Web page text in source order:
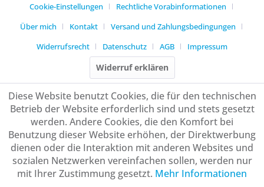
Cookie-Einstellungen
Rechtliche Vorabinformationen
Über mich
Kontakt
Versand und Zahlungsbedingungen
Widerrufsrecht
Datenschutz AGB Impressum
Widerruf erklären
Diese Website benutzt Cookies, die für den technischen
Betrieb der Website erforderlich sind und stets gesetzt
werden. Andere Cookies, die den Komfort bei
Benutzung dieser Website erhöhen, der Direktwerbung
dienen oder die Interaktion mit anderen Websites und
sozialen Netzwerken vereinfachen sollen, werden nur
mit Ihrer Zustimmung gesetzt. Mehr Informationen